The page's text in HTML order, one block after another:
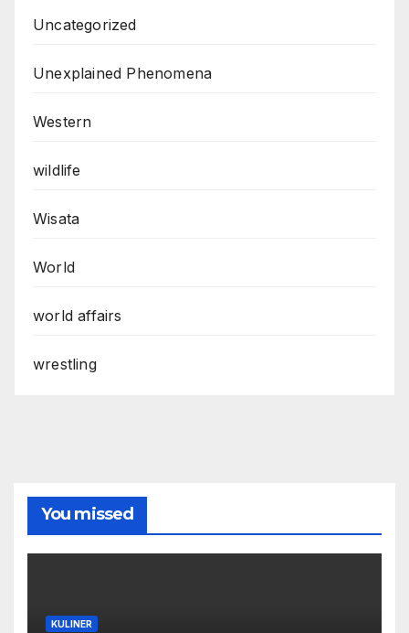
Uncategorized
Unexplained Phenomena
Western
wildlife
Wisata
World
world affairs
wrestling
You missed
KULINER